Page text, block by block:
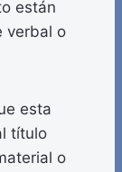
están
verbal o
esta
título
o